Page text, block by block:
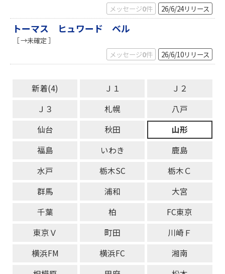
メッセージ0件 26/6/24リリース
トーマス ヒュワード ベル
［ →未確定 ］
メッセージ0件 26/6/10リリース
新着(4) Ｊ１
Ｊ２
Ｊ３
札幌
八戸
仙台
秋田
山形
福島
いわき
鹿島
水戸
栃木SC
栃木Ｃ
群馬
浦和
大宮
千葉
柏
FC東京
東京Ｖ
町田
川崎Ｆ
横浜FM
横浜FC
湘南